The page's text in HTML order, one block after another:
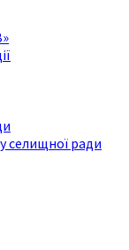
селищної ради